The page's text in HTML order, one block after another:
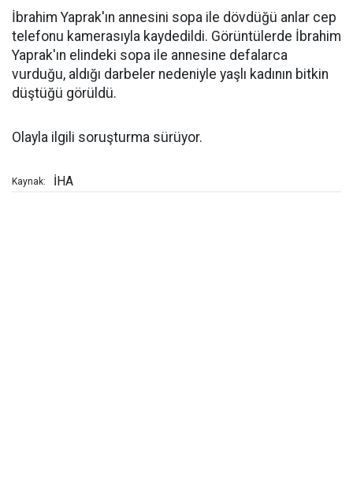
İbrahim Yaprak'ın annesini sopa ile dövdüğü anlar cep
telefonu kamerasıyla kaydedildi. Görüntülerde İbrahim
Yaprak'ın elindeki sopa ile annesine defalarca
vurduğu, aldığı darbeler nedeniyle yaşlı kadının bitkin
düştüğü görüldü.
Olayla ilgili soruşturma sürüyor.
Kaynak: İHA